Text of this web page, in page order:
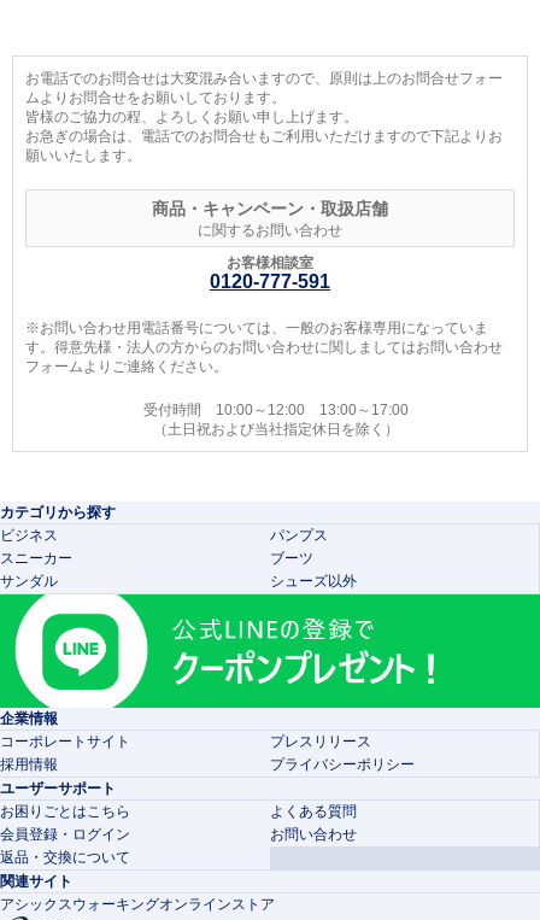
お電話でのお問合せは大変混み合いますので、原則は上のお問合せフォー
ムよりお問合せをお願いしております。
皆様のご協力の程、よろしくお願い申し上げます。
お急ぎの場合は、電話でのお問合せもご利用いただけますので下記よりお
願いいたします。
商品・キャンペーン・取扱店舗
に関するお問い合わせ
お客様相談室
0120-777-591
※お問い合わせ用電話番号については、一般のお客様専用になっていま
す。得意先様・法人の方からのお問い合わせに関しましてはお問い合わせ
フォームよりご連絡ください。
受付時間 10:00～12:00 13:00～17:00
（土日祝および当社指定休日を除く）
カテゴリから探す
ビジネス
パンプス
スニーカー
ブーツ
サンダル
シューズ以外
企業情報
コーポレートサイト
プレスリリース
採用情報
プライバシーポリシー
ユーザーサポート
お困りごとはこちら
よくある質問
会員登録・ログイン
お問い合わせ
返品・交換について
関連サイト
アシックスウォーキングオンラインストア